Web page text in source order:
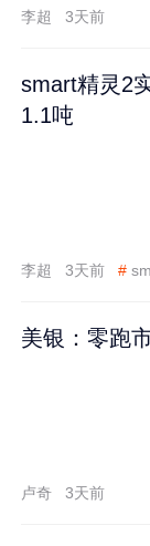
李超 3天前
smart精灵2
1.1吨
李超 3天前 #
美银：零跑
卢奇 3天前